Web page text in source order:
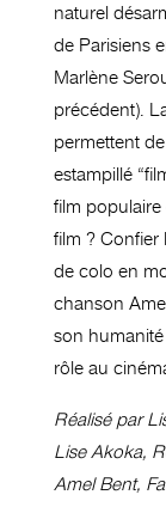
naturel
de Parisiens
Marlène
précédent).
permettent
estampillé
film
film ? Confier
de colo en
chanson
son
rôle au
Réalisé par
Lise Akoka,
Amel Bent,